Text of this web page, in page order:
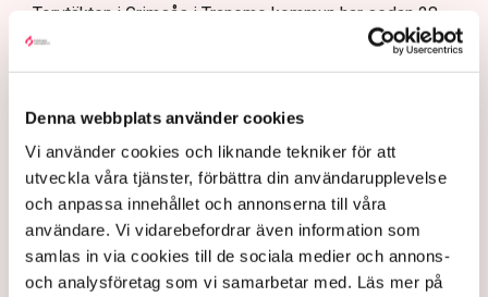
Denna webbplats använder cookies
Vi använder cookies och liknande tekniker för att
utveckla våra tjänster, förbättra din användarupplevelse
och anpassa innehållet och annonserna till våra
användare. Vi vidarebefordrar även information som
samlas in via cookies till de sociala medier och annons-
och analysföretag som vi samarbetar med. Läs mer på
Torvtäkten i Grimsås i Tranemo kommun har sedan 28
juli stoppats av aktivistgruppen Återställ Våtmarker
ogräsfrön över täkten.
Aktivisterna klättrar upp på
maskiner – polisen kan inte
avvisa dem: ”Upptrappning
på helt ny nivå”
Näringsliv